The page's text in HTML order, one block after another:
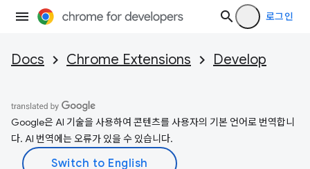
로그인
Docs Chrome Extensions Develop
Google은 AI 기술을 사용하여 콘텐츠를 사용자의 기본 언어로 번역합니
다. AI 번역에는 오류가 있을 수 있습니다.